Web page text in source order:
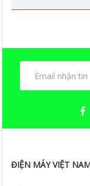
ĐIỆN MÁY VIỆT